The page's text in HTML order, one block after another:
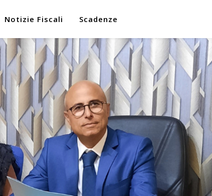
Notizie Fiscali Scadenze